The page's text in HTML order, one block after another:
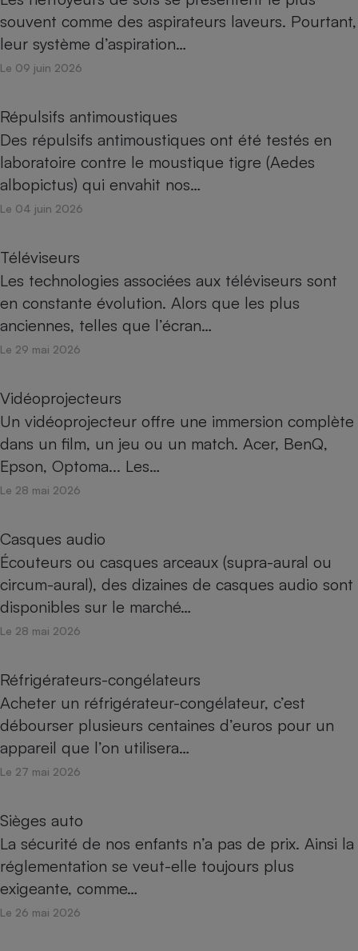
souvent comme des aspirateurs laveurs. Pourtant,
leur système d’aspiration…
Le 09 juin 2026
Répulsifs antimoustiques
Des répulsifs antimoustiques ont été testés en
laboratoire contre le moustique tigre (Aedes
albopictus) qui envahit nos…
Le 04 juin 2026
Téléviseurs
Les technologies associées aux téléviseurs sont
en constante évolution. Alors que les plus
anciennes, telles que l’écran…
Le 29 mai 2026
Vidéoprojecteurs
Un vidéoprojecteur offre une immersion complète
dans un film, un jeu ou un match. Acer, BenQ,
Epson, Optoma... Les…
Le 28 mai 2026
Casques audio
Écouteurs ou casques arceaux (supra-aural ou
circum-aural), des dizaines de casques audio sont
disponibles sur le marché…
Le 28 mai 2026
Réfrigérateurs-congélateurs
Acheter un réfrigérateur-congélateur, c’est
débourser plusieurs centaines d’euros pour un
appareil que l’on utilisera…
Le 27 mai 2026
Sièges auto
La sécurité de nos enfants n’a pas de prix. Ainsi la
réglementation se veut-elle toujours plus
exigeante, comme…
Le 26 mai 2026